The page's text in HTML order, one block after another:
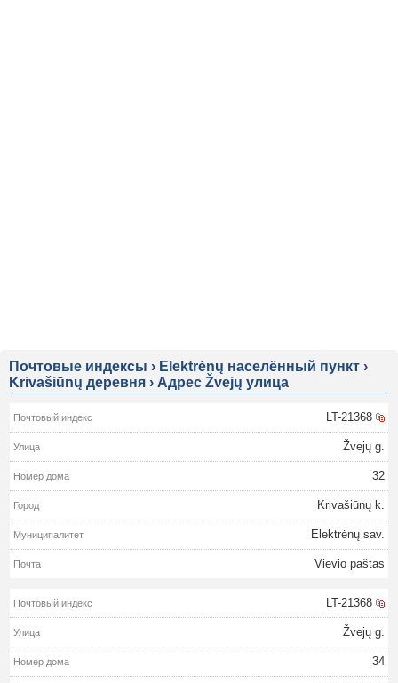
Почтовые индексы › Elektrėnų населённый пункт ›
Krivašiūnų деревня › Адрес Žvejų улица
LT-21368
Žvejų g.
32
Krivašiūnų k.
Elektrėnų sav.
Vievio paštas
LT-21368
Žvejų g.
34